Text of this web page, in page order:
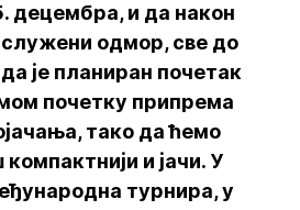
децембра, и да након
одмор, све до
је планиран почетак
почетку припрема
тако да ћемо
и јачи. У
турнира, у